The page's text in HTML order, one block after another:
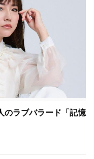
のラブバラード「記憶